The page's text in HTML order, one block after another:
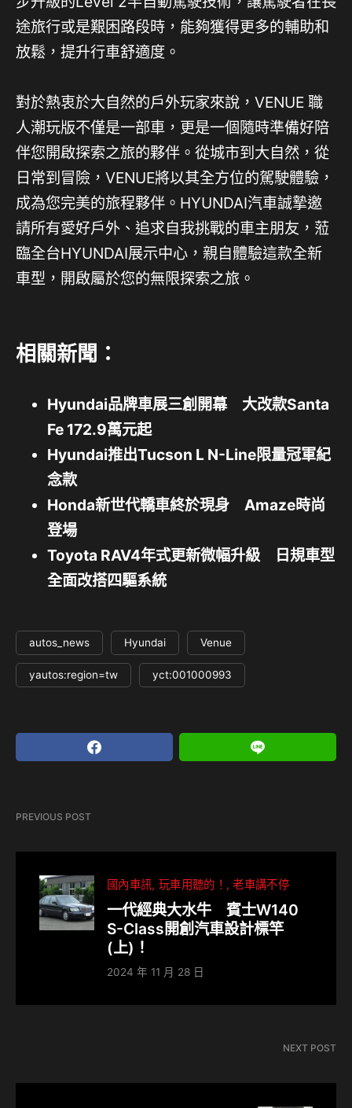
途旅行或是艱困路段時，能夠獲得更多的輔助和
放鬆，提升行車舒適度。
對於熱衷於大自然的戶外玩家來說，VENUE 職
人潮玩版不僅是一部車，更是一個隨時準備好陪
伴您開啟探索之旅的夥伴。從城市到大自然，從
日常到冒險，VENUE將以其全方位的駕駛體驗，
成為您完美的旅程夥伴。HYUNDAI汽車誠摯邀
請所有愛好戶外、追求自我挑戰的車主朋友，蒞
臨全台HYUNDAI展示中心，親自體驗這款全新
車型，開啟屬於您的無限探索之旅。
相關新聞：
Hyundai品牌車展三創開幕 大改款Santa
Fe 172.9萬元起
Hyundai推出Tucson L N-Line限量冠軍紀
念款
Honda新世代轎車終於現身 Amaze時尚
登場
Toyota RAV4年式更新微幅升級 日規車型
全面改搭四驅系統
autos_news Hyundai Venue
yautos:region=tw yct:001000993
PREVIOUS POST
國內車訊 玩車用聽的！ 老車講不停
一代經典大水牛 賓士W140
S-Class開創汽車設計標竿
(上)！
2024 年 11 月 28 日
NEXT POST